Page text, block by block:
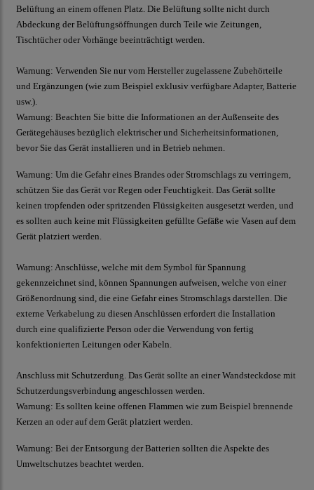
Belüftung an einem offenen Platz. Die Belüftung sollte nicht durch
Abdeckung der Belüftungsöffnungen durch Teile wie Zeitungen,
Tischtücher oder Vorhänge beeinträchtigt werden.
Warnung: Verwenden Sie nur vom Hersteller zugelassene Zubehörteile
und Ergänzungen (wie zum Beispiel exklusiv verfügbare Adapter, Batterie
usw.).
Warnung: Beachten Sie bitte die Informationen an der Außenseite des
Gerätegehäuses bezüglich elektrischer und Sicherheitsinformationen,
bevor Sie das Gerät installieren und in Betrieb nehmen.
Warnung: Um die Gefahr eines Brandes oder Stromschlags zu verringern,
schützen Sie das Gerät vor Regen oder Feuchtigkeit. Das Gerät sollte
keinen tropfenden oder spritzenden Flüssigkeiten ausgesetzt werden, und
es sollten auch keine mit Flüssigkeiten gefüllte Gefäße wie Vasen auf dem
Gerät platziert werden.
Warnung: Anschlüsse, welche mit dem Symbol für Spannung
gekennzeichnet sind, können Spannungen aufweisen, welche von einer
Größenordnung sind, die eine Gefahr eines Stromschlags darstellen. Die
externe Verkabelung zu diesen Anschlüssen erfordert die Installation
durch eine qualifizierte Person oder die Verwendung von fertig
konfektionierten Leitungen oder Kabeln.
Anschluss mit Schutzerdung. Das Gerät sollte an einer Wandsteckdose mit
Schutzerdungsverbindung angeschlossen werden.
Warnung: Es sollten keine offenen Flammen wie zum Beispiel brennende
Kerzen an oder auf dem Gerät platziert werden.
Warnung: Bei der Entsorgung der Batterien sollten die Aspekte des
Umweltschutzes beachtet werden.